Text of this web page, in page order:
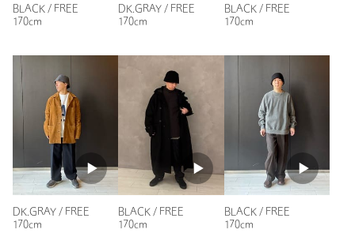
購入カラー：BLACK
でもgood！
性別：
女性
身長：168cm
参考になった
※レビューは、個人の主観による感想・体感によるもので、商品の効果や性
能を保証するものではありません。
BLACK / FREE
170cm
DK.GRAY / FREE
170cm
BLACK / FREE
170cm
DK.GRAY / FREE
170cm
BLACK / FREE
170cm
BLACK / FREE
170cm